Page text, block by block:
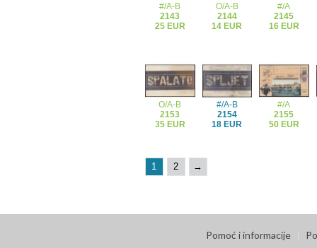
#/A-B
2143
25 EUR
O/A-B
2144
14 EUR
#/A
2145
16 EUR
O/A-B
2153
35 EUR
#/A-B
2154
18 EUR
#/A
2155
50 EUR
1 2 →
Pomoć i informacije